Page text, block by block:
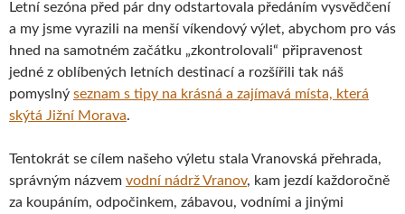
Letní sezóna před pár dny odstartovala předáním vysvědčení
a my jsme vyrazili na menší víkendový výlet, abychom pro vás
hned na samotném začátku „zkontrolovali“ připravenost
jedné z oblíbených letních destinací a rozšířili tak náš
pomyslný seznam s tipy na krásná a zajímavá místa, která
skýtá Jižní Morava.
Tentokrát se cílem našeho výletu stala Vranovská přehrada,
správným názvem vodní nádrž Vranov, kam jezdí každoročně
za koupáním, odpočinkem, zábavou, vodními a jinými